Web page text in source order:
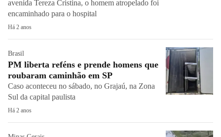
avenida Tereza Cristina, o homem atropelado foi
encaminhado para o hospital
Há 2 anos
Brasil
PM liberta reféns e prende homens que
roubaram caminhão em SP
Caso aconteceu no sábado, no Grajaú, na Zona
Sul da capital paulista
Há 2 anos